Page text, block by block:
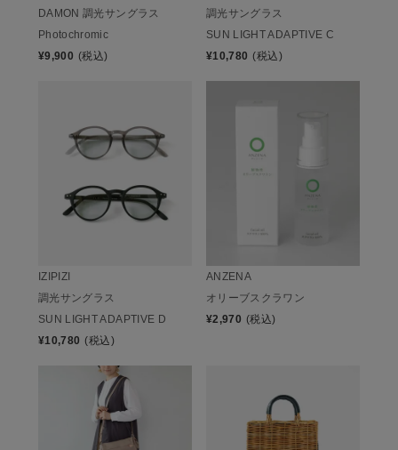
DAMON 調光サングラス
Photochromic
¥9,900 (税込)
調光サングラス
SUN LIGHT ADAPTIVE C
¥10,780 (税込)
IZIPIZI
調光サングラス
SUN LIGHT ADAPTIVE D
¥10,780 (税込)
ANZENA
オリーブスクラワン
¥2,970 (税込)